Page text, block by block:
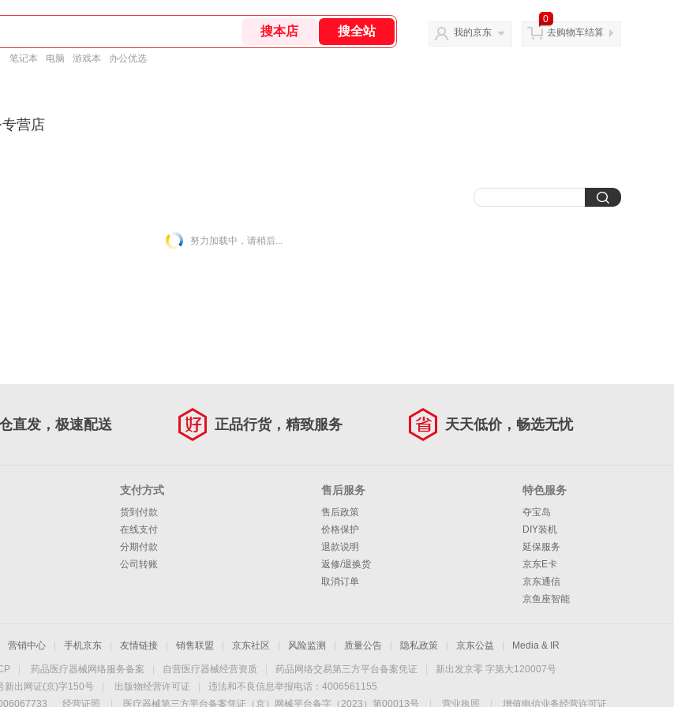
笔记本 电脑 游戏本 办公优选
我的京东
0
去购物车结算
营店
努力加载中，请稍后...
直发，极速配送 正品行货，精致服务 天天低价，畅选无忧
支付方式
货到付款
在线支付
分期付款
公司转账
售后服务
售后政策
价格保护
退款说明
返修/退换货
取消订单
特色服务
夺宝岛
DIY装机
延保服务
京东E卡
京东通信
京鱼座智能
营销中心 手机京东 友情链接 销售联盟 京东社区 风险监测 质量公告 隐私政策 京东公益 Media & IR
药品医疗器械网络服务备案 自营医疗器械经营资质 药品网络交易第三方平台备案凭证
新出发京零 字第大120007号
新出网证(京)字150号
出版物经营许可证
违法和不良信息举报电话：4006561155
经营证照 医疗器械第三方平台备案凭证（京）网械平台备字（2023）第00013号 营业执照 增值电信业务经营许可证